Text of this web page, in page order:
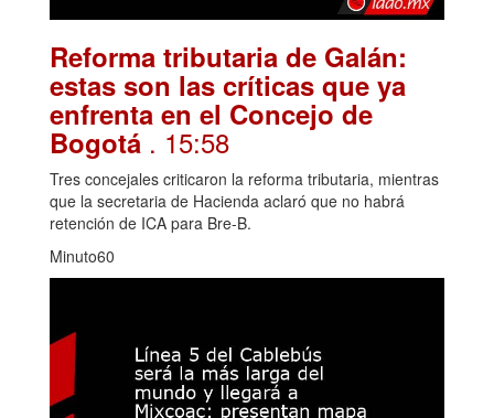
Reforma tributaria de Galán:
estas son las críticas que ya
enfrenta en el Concejo de
Bogotá . 15:58
Tres concejales criticaron la reforma tributaria, mientras
que la secretaria de Hacienda aclaró que no habrá
retención de ICA para Bre-B.
Minuto60